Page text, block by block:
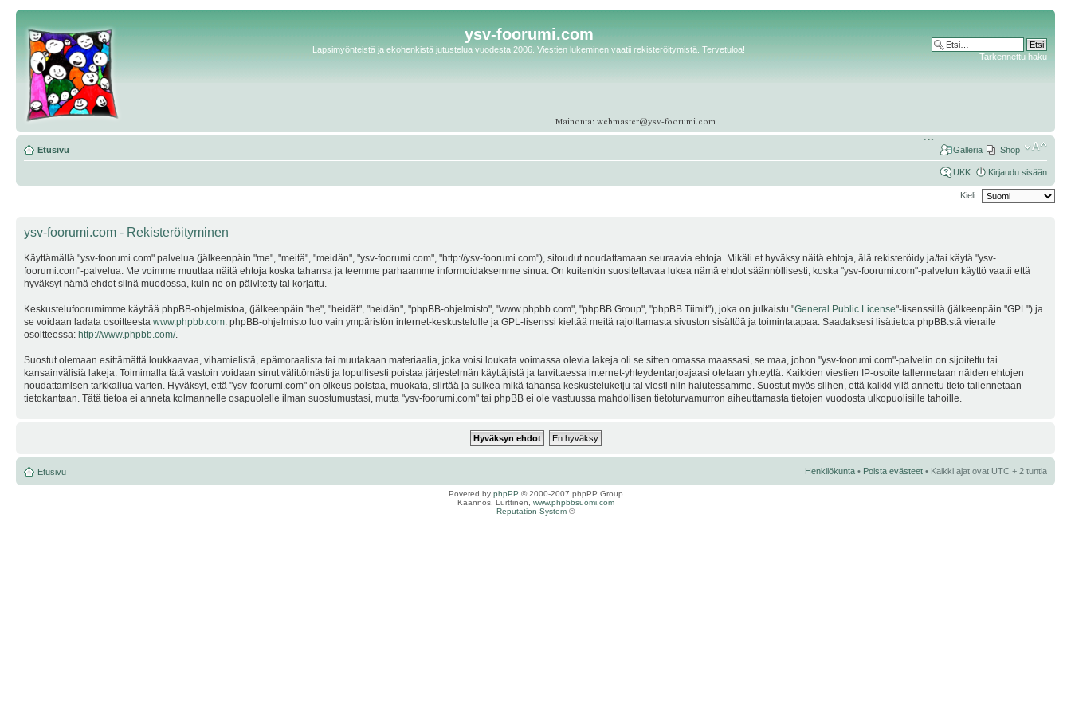
ysv-foorumi.com
Lapsimyönteistä ja ekohenkistä jutustelua vuodesta 2006. Viestien lukeminen vaatii rekisteröitymistä. Tervetuloa!
Tarkennettu haku
Etusivu Shop
Galleria
UKK Kirjaudu sisään
Kieli:
ysv-foorumi.com - Rekisteröityminen
Käyttämällä "ysv-foorumi.com" palvelua (jälkeenpäin "me", "meitä", "meidän", "ysv-foorumi.com", "http://ysv-foorumi.com"), sitoudut noudattamaan seuraavia ehtoja. Mikäli et hyväksy näitä ehtoja, älä rekisteröidy ja/tai käytä "ysv-
foorumi.com"-palvelua. Me voimme muuttaa näitä ehtoja koska tahansa ja teemme parhaamme informoidaksemme sinua. On kuitenkin suositeltavaa lukea nämä ehdot säännöllisesti, koska "ysv-foorumi.com"-palvelun käyttö vaatii että
hyväksyt nämä ehdot siinä muodossa, kuin ne on päivitetty tai korjattu.
Keskustelufoorumimme käyttää phpBB-ohjelmistoa, (jälkeenpäin "he", "heidät", "heidän", "phpBB-ohjelmisto", "www.phpbb.com", "phpBB Group", "phpBB Tiimit"), joka on julkaistu "General Public License"-lisenssillä (jälkeenpäin "GPL") ja
se voidaan ladata osoitteesta www.phpbb.com . phpBB-ohjelmisto luo vain ympäristön internet-keskustelulle ja GPL-lisenssi kieltää meitä rajoittamasta sivuston sisältöä ja toimintatapaa. Saadaksesi lisätietoa phpBB:stä vieraile
osoitteessa: http://www.phpbb.com/.
Suostut olemaan esittämättä loukkaavaa, vihamielistä, epämoraalista tai muutakaan materiaalia, joka voisi loukata voimassa olevia lakeja oli se sitten omassa maassasi, se maa, johon "ysv-foorumi.com"-palvelin on sijoitettu tai
kansainvälisiä lakeja. Toimimalla tätä vastoin voidaan sinut välittömästi ja lopullisesti poistaa järjestelmän käyttäjistä ja tarvittaessa internet-yhteydentarjoajaasi otetaan yhteyttä. Kaikkien viestien IP-osoite tallennetaan näiden ehtojen
noudattamisen tarkkailua varten. Hyväksyt, että "ysv-foorumi.com" on oikeus poistaa, muokata, siirtää ja sulkea mikä tahansa keskusteluketju tai viesti niin halutessamme. Suostut myös siihen, että kaikki yllä annettu tieto tallennetaan
tietokantaan. Tätä tietoa ei anneta kolmannelle osapuolelle ilman suostumustasi, mutta "ysv-foorumi.com" tai phpBB ei ole vastuussa mahdollisen tietoturvamurron aiheuttamasta tietojen vuodosta ulkopuolisille tahoille.
Etusivu Henkilökunta • Poista evästeet • Kaikki ajat ovat UTC + 2 tuntia
Povered by phpPP © 2000-2007 phpPP Group
Käännös, Lurttinen, www.phpbbsuomi.com
Reputation System ©